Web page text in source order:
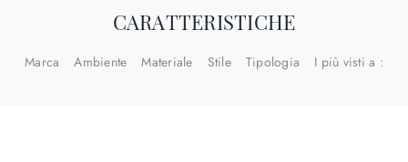
CARATTERISTICHE
Marca Ambiente Materiale Stile Tipologia I più visti a :